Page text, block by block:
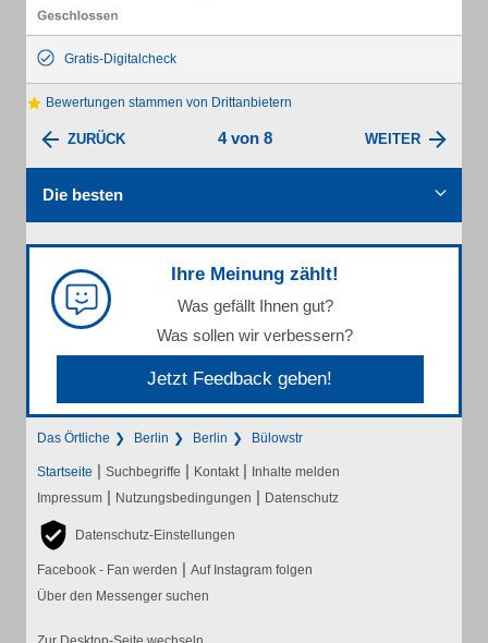
Gratis-Digitalcheck
Bewertungen stammen von Drittanbietern
ZURÜCK 4 von 8 WEITER
Die besten
Ihre Meinung zählt!
Was gefällt Ihnen gut?
Was sollen wir verbessern?
Jetzt Feedback geben!
Das Örtliche Berlin Berlin Bülowstr
Startseite | Suchbegriffe | Kontakt | Inhalte melden
Impressum | Nutzungsbedingungen | Datenschutz
Datenschutz-Einstellungen
Facebook - Fan werden | Auf Instagram folgen
Über den Messenger suchen